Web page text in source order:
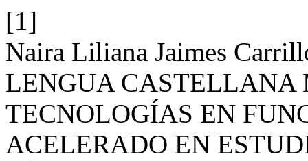
[1]
Naira Liliana Jaimes
LENGUA CASTELLANA
TECNOLOGÍAS EN
ACELERADO EN